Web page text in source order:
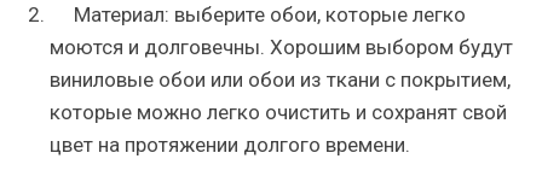
Материал: выберите обои, которые легко
моются и долговечны. Хорошим выбором будут
виниловые обои или обои из ткани с покрытием,
которые можно легко очистить и сохранят свой
цвет на протяжении долгого времени.